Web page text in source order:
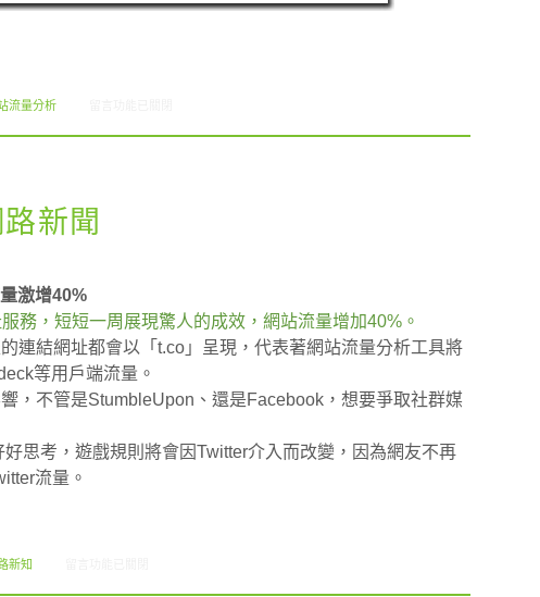
流量分析
新聞
激增40%
務，短短一周展現驚人的成效，網站流量增加40%。
連結網址都會以「t.co」呈現，代表著網站流量分析工具將
等用戶端流量。
，不管是StumbleUpon、還是Facebook，想要爭取社群媒
思考，遊戲規則將會因Twitter介入而改變，因為網友不再
流量。
新知